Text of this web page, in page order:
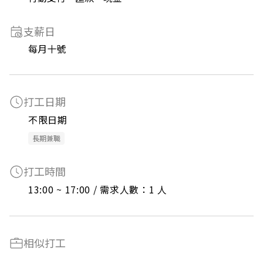
支薪日
每月十號
打工日期
不限日期
長期兼職
打工時間
13:00 ~ 17:00 / 需求人數：1 人
相似打工